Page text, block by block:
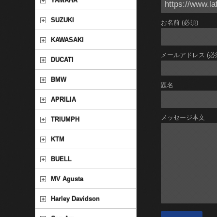
お名前 (必須)
メールアドレス (必
題名
メッセージ本文
SUZUKI
KAWASAKI
DUCATI
BMW
APRILIA
TRIUMPH
KTM
BUELL
MV Agusta
Harley Davidson